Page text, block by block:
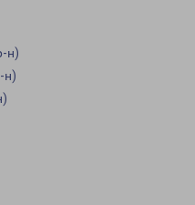
н)
н)